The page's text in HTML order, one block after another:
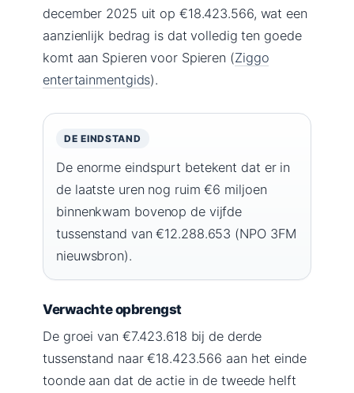
december 2025 uit op €18.423.566, wat een
aanzienlijk bedrag is dat volledig ten goede
komt aan Spieren voor Spieren (Ziggo
entertainmentgids).
DE EINDSTAND
De enorme eindspurt betekent dat er in
de laatste uren nog ruim €6 miljoen
binnenkwam bovenop de vijfde
tussenstand van €12.288.653 (NPO 3FM
nieuwsbron).
Verwachte opbrengst
De groei van €7.423.618 bij de derde
tussenstand naar €18.423.566 aan het einde
toonde aan dat de actie in de tweede helft